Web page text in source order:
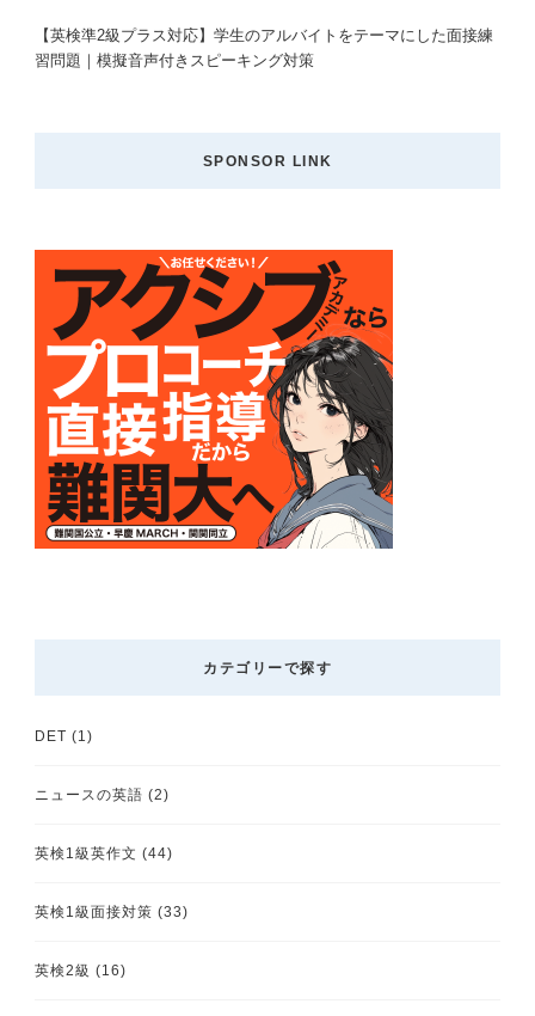
【英検準2級プラス対応】学生のアルバイトをテーマにした面接練
習問題｜模擬音声付きスピーキング対策
SPONSOR LINK
カテゴリーで探す
DET (1)
ニュースの英語 (2)
英検1級英作文 (44)
英検1級面接対策 (33)
英検2級 (16)